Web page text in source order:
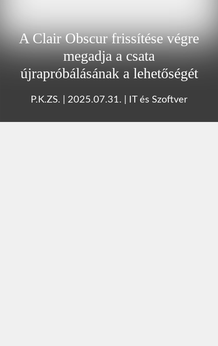
A Clair Obscur frissítése végre
megadja a csata
újrapróbálásának a lehetőségét
P.K.ZS. 2025.07.31. IT és Szoftver